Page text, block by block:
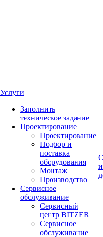
Услуги
Заполнить
техническое задание
Проектирование
Проектирование
Подбор и
поставка
оборудования
Монтаж
Производство
Сервисное
обслуживание
Сервисный
центр BITZER
Сервисное
обслуживание
и